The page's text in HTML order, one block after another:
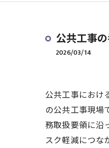
公共工事
2026/03/14
公共工事におけ
の公共工事現場
務取扱要領に沿
スク軽減につな